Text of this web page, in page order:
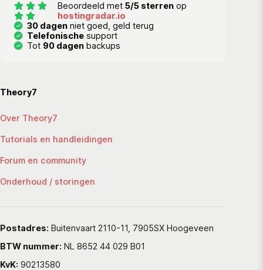
Beoordeeld met 5/5 sterrenop
hostingradar.io
30 dagen niet goed, geld terug
Telefonische support
Tot 90 dagen backups
Theory7
Over Theory7
Tutorials en handleidingen
Forum en community
Onderhoud / storingen
Postadres: Buitenvaart 2110-11, 7905SX Hoogeveen
BTW nummer: NL 8652 44 029 B01
KvK: 90213580